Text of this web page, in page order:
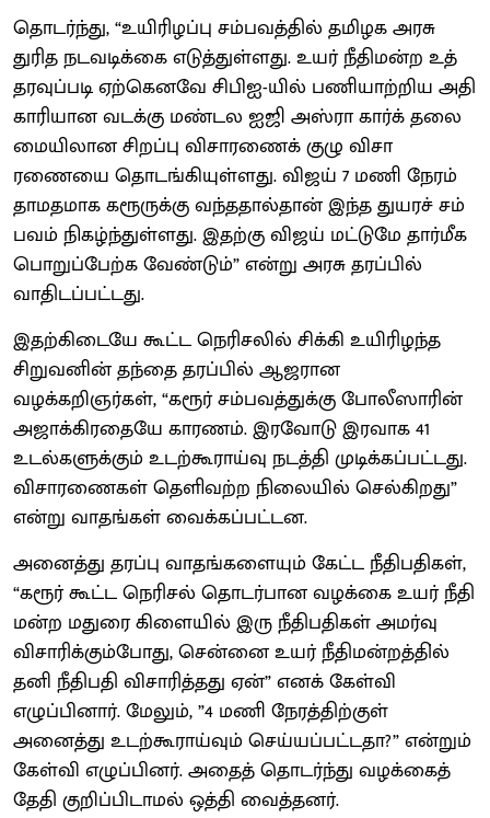
தொடர்ந்து, “உயி​ரிழப்பு சம்​பவத்​தில் தமிழக அரசு
துரித நடவடிக்கை எடுத்​துள்​ளது. உயர் நீதி​மன்ற உத்​
தர​வுப்​படி ஏற்​கெனவே சிபிஐ-​யில் பணி​யாற்​றிய அதி​
காரி​யான வடக்கு மண்டல ஐஜி அஸ்ரா கார்க் தலை​
மையி​லான சிறப்பு விசா​ரணைக்​ குழு விசா​
ரணையை தொடங்​கி​யுள்​ளது. விஜய் 7 மணி நேரம்
தாமத​மாக கரூருக்கு வந்​த​தால்​தான் இந்த துயரச்​ சம்​
பவம் நிகழ்ந்​துள்​ளது. இதற்கு விஜய் மட்​டுமே தார்​மீக
பொறுப்​பேற்க வேண்​டும்” என்று அரசு தரப்பில்
வாதிடப்பட்டது.
இதற்கிடையே கூட்ட நெரிசலில் சிக்கி உயிரிழந்த
சிறுவனின் தந்தை தரப்பில் ஆஜரான
வழக்கறிஞர்கள், “கரூர் சம்​பவத்​துக்கு போலீ​ஸாரின்
அஜாக்​கிரதையே காரணம். இரவோடு இரவாக 41
உடல்களுக்கும் உடற்கூராய்வு நடத்தி முடிக்​கப்​பட்​டது.
விசாரணைகள் தெளிவற்ற நிலையில் செல்கிறது”
என்று வாதங்கள் வைக்கப்பட்டன.
அனைத்து தரப்பு வாதங்களையும் கேட்ட நீதிபதிகள்,
“கரூர் கூட்ட நெரிசல் தொடர்​பான வழக்கை உயர் நீதி​
மன்ற மதுரை கிளை​யில் இரு நீதிப​தி​கள் அமர்வு
விசா​ரிக்​கும்​போது, சென்னை உயர் நீதி​மன்​றத்​தி்ல்
தனி நீதிபதி விசா​ரித்​தது ஏன்” எனக் கேள்வி
எழுப்பினார். மேலும், ”4 மணி நேரத்திற்குள்
அனைத்து உடற்கூராய்வும் செய்யப்பட்டதா?” என்றும்
கேள்வி எழுப்பினர். அதைத் தொடர்ந்து வழக்கைத்
தேதி குறிப்பிடாமல் ஒத்தி வைத்தனர்.